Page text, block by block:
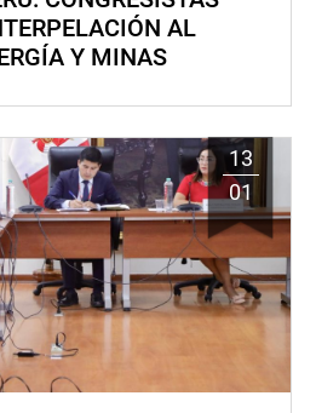
AL
Y MINAS
13
01